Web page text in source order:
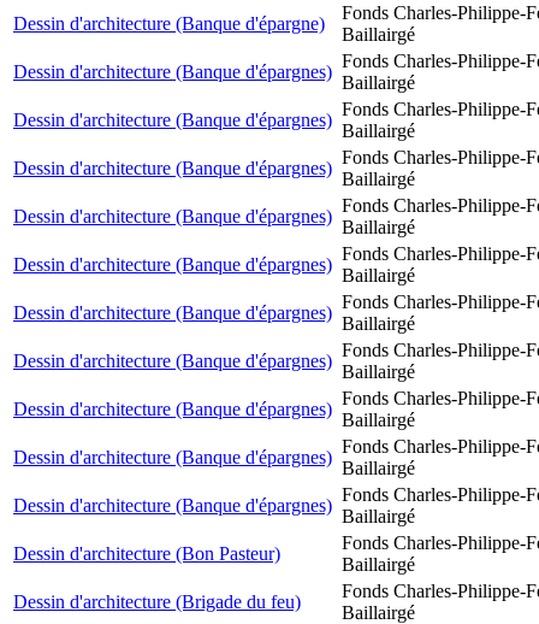
Dessin d'architecture (Banque d'épargne)
Fonds Charles-Philippe-
Baillairgé
Dessin d'architecture (Banque d'épargnes)
Fonds Charles-Philippe-
Baillairgé
Dessin d'architecture (Banque d'épargnes)
Fonds Charles-Philippe-
Baillairgé
Dessin d'architecture (Banque d'épargnes)
Fonds Charles-Philippe-
Baillairgé
Dessin d'architecture (Banque d'épargnes)
Fonds Charles-Philippe-
Baillairgé
Dessin d'architecture (Banque d'épargnes)
Fonds Charles-Philippe-
Baillairgé
Dessin d'architecture (Banque d'épargnes)
Fonds Charles-Philippe-
Baillairgé
Dessin d'architecture (Banque d'épargnes)
Fonds Charles-Philippe-
Baillairgé
Dessin d'architecture (Banque d'épargnes)
Fonds Charles-Philippe-
Baillairgé
Dessin d'architecture (Banque d'épargnes)
Fonds Charles-Philippe-
Baillairgé
Dessin d'architecture (Banque d'épargnes)
Fonds Charles-Philippe-
Baillairgé
Dessin d'architecture (Bon Pasteur)
Fonds Charles-Philippe-
Baillairgé
Dessin d'architecture (Brigade du feu)
Fonds Charles-Philippe-
Baillairgé